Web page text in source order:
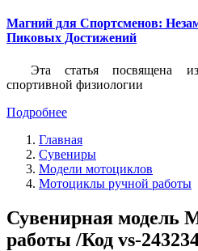
Магний для Спортсменов:
Пиковых Достижений
Эта статья посвящена
спортивной физиологии
Подробнее
Главная
Сувениры
Модели мотоциклов
Мотоциклы ручной работы
Сувенирная модель
работы /Код vs-